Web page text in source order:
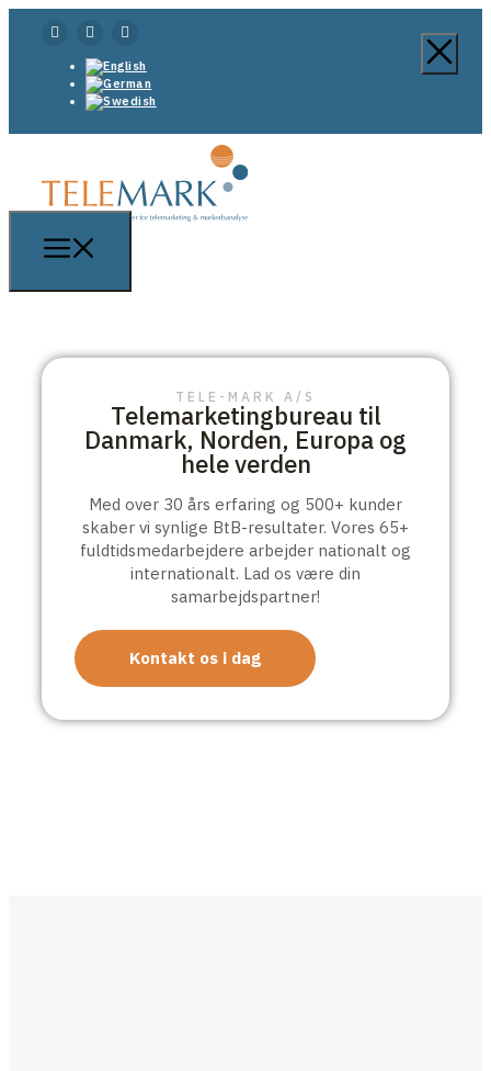
TELE-MARK A/S
Telemarketingbureau til
Danmark, Norden, Europa og
hele verden
Med over 30 års erfaring og 500+ kunder
skaber vi synlige BtB-resultater. Vores 65+
fuldtidsmedarbejdere arbejder nationalt og
internationalt. Lad os være din
samarbejdspartner!
Kontakt os i dag